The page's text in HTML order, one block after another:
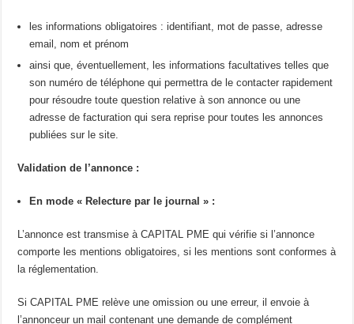
les informations obligatoires : identifiant, mot de passe, adresse
email, nom et prénom
ainsi que, éventuellement, les informations facultatives telles que
son numéro de téléphone qui permettra de le contacter rapidement
pour résoudre toute question relative à son annonce ou une
adresse de facturation qui sera reprise pour toutes les annonces
publiées sur le site.
Validation de l’annonce :
En mode « Relecture par le journal » :
L’annonce est transmise à CAPITAL PME qui vérifie si l’annonce
comporte les mentions obligatoires, si les mentions sont conformes à
la réglementation.
Si CAPITAL PME relève une omission ou une erreur, il envoie à
l’annonceur un mail contenant une demande de complément